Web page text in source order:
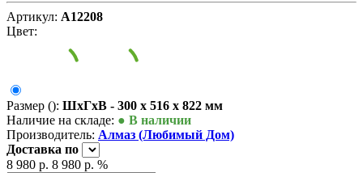
Артикул: А12208
Цвет:
Размер (): ШxГxВ - 300 x 516 x 822 мм
Наличие на складе: ● В наличии
Производитель: Алмаз (Любимый Дом)
Доставка по
8 980 р. 8 980 р. %